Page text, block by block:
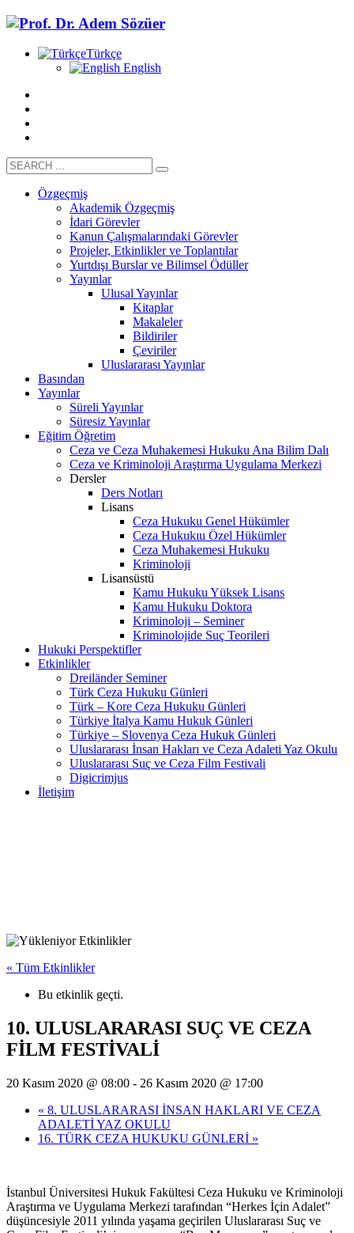
Türkçe
English
Özgeçmiş
Akademik Özgeçmiş
İdari Görevler
Kanun Çalışmalarındaki Görevler
Projeler, Etkinlikler ve Toplantılar
Yurtdışı Burslar ve Bilimsel Ödüller
Yayınlar
Ulusal Yayınlar
Kitaplar
Makaleler
Bildiriler
Çeviriler
Uluslararası Yayınlar
Basından
Yayınlar
Süreli Yayınlar
Süresiz Yayınlar
Eğitim Öğretim
Ceza ve Ceza Muhakemesi Hukuku Ana Bilim Dalı
Ceza ve Kriminoloji Araştırma Uygulama Merkezi
Dersler
Ders Notları
Lisans
Ceza Hukuku Genel Hükümler
Ceza Hukukıu Özel Hükümler
Ceza Muhakemesi Hukuku
Kriminoloji
Lisansüstü
Kamu Hukuku Yüksek Lisans
Kamu Hukuku Doktora
Kriminoloji – Seminer
Kriminolojide Suç Teorileri
Hukuki Perspektifler
Etkinlikler
Dreiländer Seminer
Türk Ceza Hukuku Günleri
Türk – Kore Ceza Hukuku Günleri
Türkiye İtalya Kamu Hukuk Günleri
Türkiye – Slovenya Ceza Hukuk Günleri
Uluslararası İnsan Hakları ve Ceza Adaleti Yaz Okulu
Uluslararası Suç ve Ceza Film Festivali
Digicrimjus
İletişim
« Tüm Etkinlikler
Bu etkinlik geçti.
10. ULUSLARARASI SUÇ VE CEZA
FİLM FESTİVALİ
20 Kasım 2020 @ 08:00 - 26 Kasım 2020 @ 17:00
« 8. ULUSLARARASI İNSAN HAKLARI VE CEZA
ADALETİ YAZ OKULU
16. TÜRK CEZA HUKUKU GÜNLERİ »
İstanbul Üniversitesi Hukuk Fakültesi Ceza Hukuku ve Kriminoloji
Araştırma ve Uygulama Merkezi tarafından “Herkes İçin Adalet”
düşüncesiyle 2011 yılında yaşama geçirilen Uluslararası Suç ve